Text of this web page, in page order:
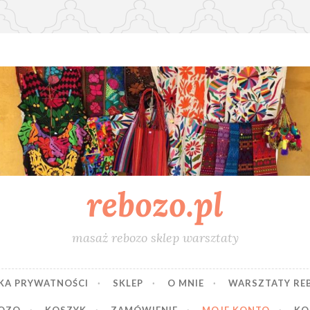
rebozo.pl
masaż rebozo sklep warsztaty
PRYWATNOŚCI SKLEP O MNIE WARSZTATY